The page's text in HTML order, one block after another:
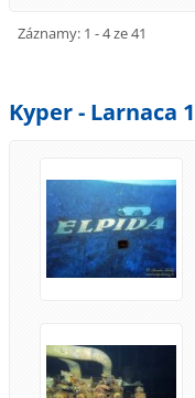
Záznamy: 1 - 4 ze 41
Kyper - Larnaca